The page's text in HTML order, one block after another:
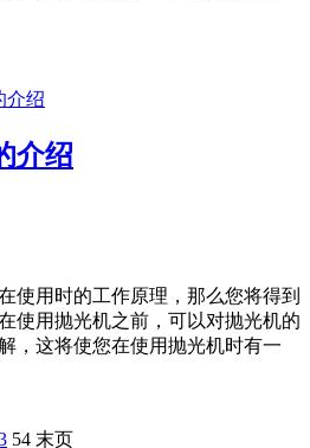
介绍
使用时的工作原理，那么您将得到
使用抛光机之前，可以对抛光机的
，这将使您在使用抛光机时有一
54 末页